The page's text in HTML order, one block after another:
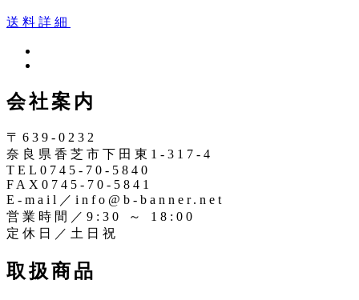
送料詳細
タ
ス
会社案内
〒639-0232
奈良県香芝市下田東1-317-4
TEL0745-70-5840
FAX0745-70-5841
E-mail／info@b-banner.net
営業時間／9:30 ～ 18:00
定休日／土日祝
取扱商品